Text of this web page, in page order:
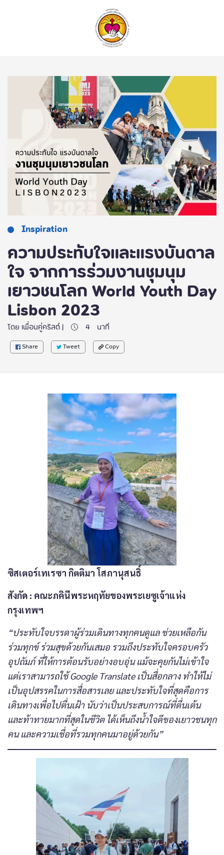
Inspiration
ความประทับใจและแรงบันดาล
ใจ จากการร่วมงานชุมนุม
เยาวชนโลก World Youth Day
Lisbon 2023
โดย เพื่อนคู่คริสต์ | 4 นาที
Share Tweet Copy
ซิสเตอร์เทเรซา กิตติมา โสภานุสนธิ์
สังกัด : คณะภคินีพระหฤทัยของพระเยซูเจ้าแห่ง
กรุงเทพฯ
“ประทับใจบรรดาผู้ร่วมเดินทางทุกคนดูแล ช่วยเหลือกัน
ร่วมทุกข์ ร่วมสุขด้วยกันเสมอ รวมถึงประทับใจครอบครัว
อุปถัมภ์ ที่ให้การต้อนรับอย่างอบอุ่น แม้จะคุยกันไม่เข้าใจ
แต่เราสามารถใช้ Google Translate เป็นสื่อกลาง ทำให้ไม่
เป็นอุปสรรคในการสื่อสารเลย และประทับใจที่สุดคือการ
เดินทางเพื่อไปตื่นเฝ้า นับว่าเป็นประสบการณ์ที่ตื่นเต้น
และท้าทายมากที่สุดในชีวิต ได้เห็นถึงน้ำใจดีของเยาวชนทุก
คน และความเชื่อที่รวมทุกคนมาอยู่ด้วยกัน”